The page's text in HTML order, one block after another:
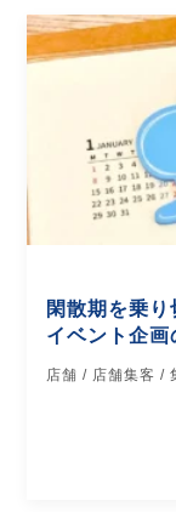
閑散期を乗
イベント企
店舗 / 店舗集客 /